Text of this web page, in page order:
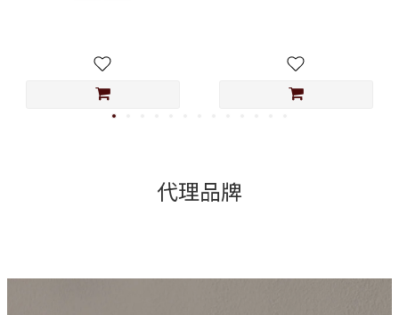
代理品牌